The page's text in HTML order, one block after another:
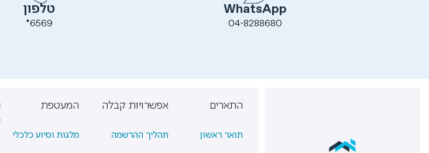
WhatsApp
04-8288680
טלפון
6569*
התארים
תואר ראשון
אפשרויות קבלה
תהליך ההרשמה
המעטפת
מלגות וסיוע כלכלי